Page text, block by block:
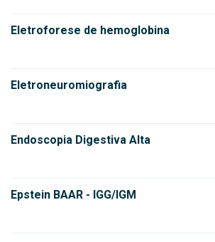
Eletroforese de hemoglobina
Eletroneuromiografia
Endoscopia Digestiva Alta
Epstein BAAR - IGG/IGM